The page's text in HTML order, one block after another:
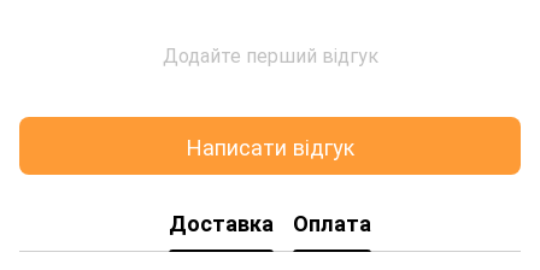
Додайте перший відгук
Написати відгук
Доставка Оплата